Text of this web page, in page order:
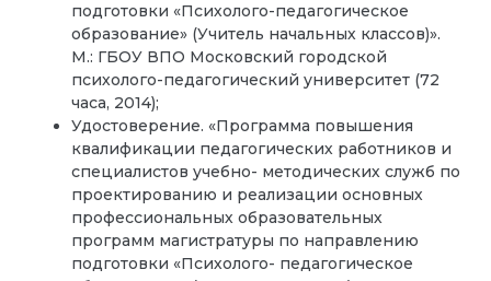
подготовки «Психолого-педагогическое
образование» (Учитель начальных классов)».
М.: ГБОУ ВПО Московский городской
психолого-педагогический университет (72
часа, 2014);
Удостоверение. «Программа повышения
квалификации педагогических работников и
специалистов учебно- методических служб по
проектированию и реализации основных
профессиональных образовательных
программ магистратуры по направлению
подготовки «Психолого- педагогическое